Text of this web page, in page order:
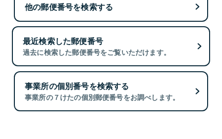
他の郵便番号を検索する
最近検索した郵便番号
過去に検索した郵便番号をご覧いただけます。
事業所の個別番号を検索する
事業所の７けたの個別郵便番号をお調べします。